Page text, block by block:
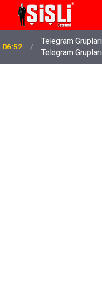
04:43
İş Davaları:
Almak